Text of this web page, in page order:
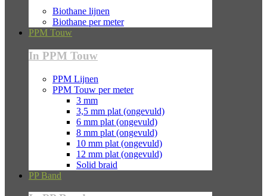
Biothane lijnen
Biothane per meter
PPM Touw
In PPM Touw
PPM Lijnen
PPM Touw per meter
3 mm
3,5 mm plat (ongevuld)
6 mm plat (ongevuld)
8 mm plat (ongevuld)
10 mm plat (ongevuld)
12 mm plat (ongevuld)
Solid braid
PP Band